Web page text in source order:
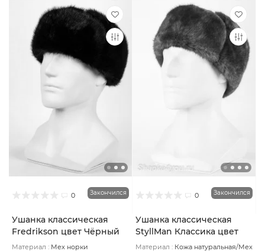
0 Закончился
Ушанка классическая
Fredrikson цвет Чёрный
размер 59-60
Материал : Мех норки
0 Закончился
Ушанка классическая
StyllMan Классика цвет
Коричневый темный
Материал : Кожа натуральная/Мех